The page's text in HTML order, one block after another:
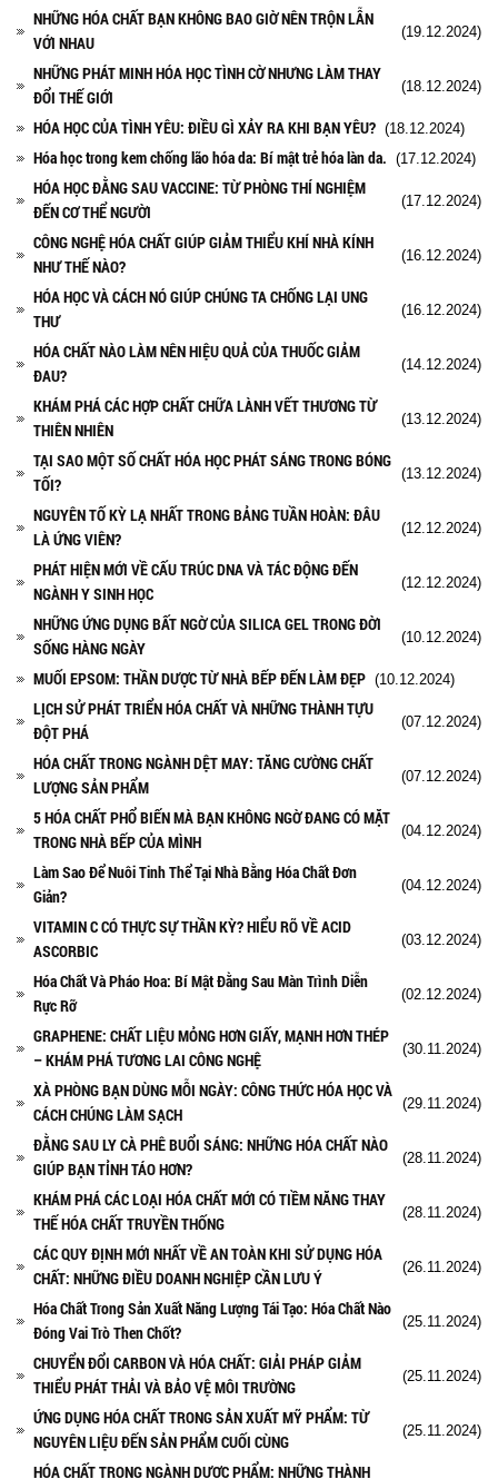
NHỮNG HÓA CHẤT BẠN KHÔNG BAO GIỜ NÊN TRỘN LẪN
VỚI NHAU
(19.12.2024)
NHỮNG PHÁT MINH HÓA HỌC TÌNH CỜ NHƯNG LÀM THAY
ĐỔI THẾ GIỚI
(18.12.2024)
HÓA HỌC CỦA TÌNH YÊU: ĐIỀU GÌ XẢY RA KHI BẠN YÊU? (18.12.2024)
Hóa học trong kem chống lão hóa da: Bí mật trẻ hóa làn da. (17.12.2024)
HÓA HỌC ĐẰNG SAU VACCINE: TỪ PHÒNG THÍ NGHIỆM
ĐẾN CƠ THỂ NGƯỜI
(17.12.2024)
CÔNG NGHỆ HÓA CHẤT GIÚP GIẢM THIỂU KHÍ NHÀ KÍNH
NHƯ THẾ NÀO?
(16.12.2024)
HÓA HỌC VÀ CÁCH NÓ GIÚP CHÚNG TA CHỐNG LẠI UNG
THƯ
(16.12.2024)
HÓA CHẤT NÀO LÀM NÊN HIỆU QUẢ CỦA THUỐC GIẢM
ĐAU?
(14.12.2024)
KHÁM PHÁ CÁC HỢP CHẤT CHỮA LÀNH VẾT THƯƠNG TỪ
THIÊN NHIÊN
(13.12.2024)
TẠI SAO MỘT SỐ CHẤT HÓA HỌC PHÁT SÁNG TRONG BÓNG
TỐI?
(13.12.2024)
NGUYÊN TỐ KỲ LẠ NHẤT TRONG BẢNG TUẦN HOÀN: ĐÂU
LÀ ỨNG VIÊN?
(12.12.2024)
PHÁT HIỆN MỚI VỀ CẤU TRÚC DNA VÀ TÁC ĐỘNG ĐẾN
NGÀNH Y SINH HỌC
(12.12.2024)
NHỮNG ỨNG DỤNG BẤT NGỜ CỦA SILICA GEL TRONG ĐỜI
SỐNG HÀNG NGÀY
(10.12.2024)
MUỐI EPSOM: THẦN DƯỢC TỪ NHÀ BẾP ĐẾN LÀM ĐẸP (10.12.2024)
LỊCH SỬ PHÁT TRIỂN HÓA CHẤT VÀ NHỮNG THÀNH TỰU
ĐỘT PHÁ
(07.12.2024)
HÓA CHẤT TRONG NGÀNH DỆT MAY: TĂNG CƯỜNG CHẤT
LƯỢNG SẢN PHẨM
(07.12.2024)
5 HÓA CHẤT PHỔ BIẾN MÀ BẠN KHÔNG NGỜ ĐANG CÓ MẶT
TRONG NHÀ BẾP CỦA MÌNH
(04.12.2024)
Làm Sao Để Nuôi Tinh Thể Tại Nhà Bằng Hóa Chất Đơn
Giản?
(04.12.2024)
VITAMIN C CÓ THỰC SỰ THẦN KỲ? HIỂU RÕ VỀ ACID
ASCORBIC
(03.12.2024)
Hóa Chất Và Pháo Hoa: Bí Mật Đằng Sau Màn Trình Diễn
Rực Rỡ
(02.12.2024)
GRAPHENE: CHẤT LIỆU MỎNG HƠN GIẤY, MẠNH HƠN THÉP
– KHÁM PHÁ TƯƠNG LAI CÔNG NGHỆ
(30.11.2024)
XÀ PHÒNG BẠN DÙNG MỖI NGÀY: CÔNG THỨC HÓA HỌC VÀ
CÁCH CHÚNG LÀM SẠCH
(29.11.2024)
ĐẰNG SAU LY CÀ PHÊ BUỔI SÁNG: NHỮNG HÓA CHẤT NÀO
GIÚP BẠN TỈNH TÁO HƠN?
(28.11.2024)
KHÁM PHÁ CÁC LOẠI HÓA CHẤT MỚI CÓ TIỀM NĂNG THAY
THẾ HÓA CHẤT TRUYỀN THỐNG
(28.11.2024)
CÁC QUY ĐỊNH MỚI NHẤT VỀ AN TOÀN KHI SỬ DỤNG HÓA
CHẤT: NHỮNG ĐIỀU DOANH NGHIỆP CẦN LƯU Ý
(26.11.2024)
Hóa Chất Trong Sản Xuất Năng Lượng Tái Tạo: Hóa Chất Nào
Đóng Vai Trò Then Chốt?
(25.11.2024)
CHUYỂN ĐỔI CARBON VÀ HÓA CHẤT: GIẢI PHÁP GIẢM
THIỂU PHÁT THẢI VÀ BẢO VỆ MÔI TRƯỜNG
(25.11.2024)
ỨNG DỤNG HÓA CHẤT TRONG SẢN XUẤT MỸ PHẨM: TỪ
NGUYÊN LIỆU ĐẾN SẢN PHẨM CUỐI CÙNG
(25.11.2024)
HÓA CHẤT TRONG NGÀNH DƯỢC PHẨM: NHỮNG THÀNH